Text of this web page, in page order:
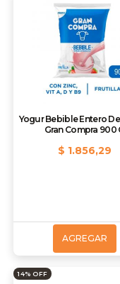
Yogur Bebible Entero
Gran Compra 900
$ 1.856,29
AGREGAR
14% OFF